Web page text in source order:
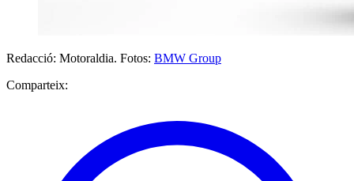
Redacció: Motoraldia. Fotos: BMW Group
Comparteix: